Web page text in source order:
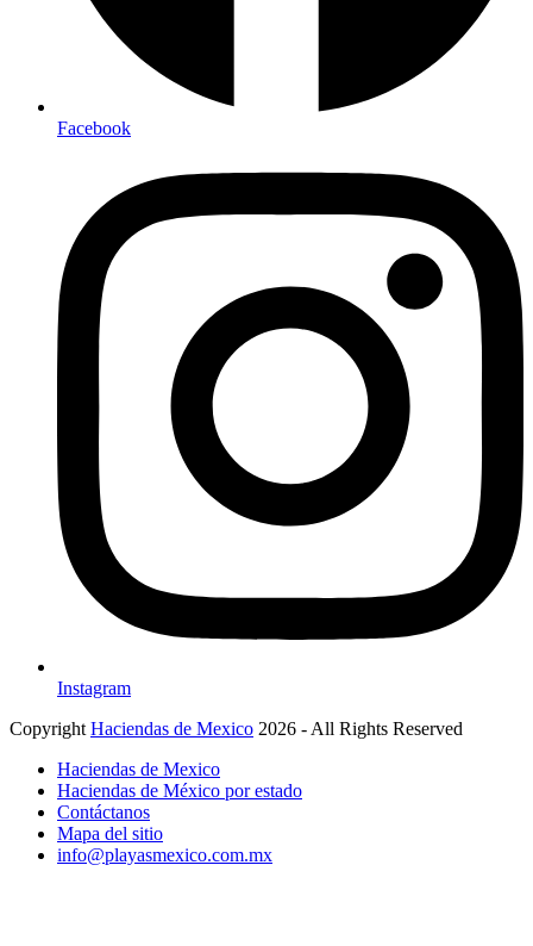
Facebook
Instagram
Copyright Haciendas de Mexico 2026 - All Rights Reserved
Haciendas de Mexico
Haciendas de México por estado
Contáctanos
Mapa del sitio
info@playasmexico.com.mx